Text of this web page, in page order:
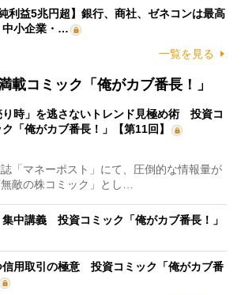
利益5兆円超】銀行、商社、ゼネコンは最高
中小企業・…
一覧を見る
載コミック「俺がカブ番長！」
り時」を逃さないトレンド見極め術 投資コ
ク「俺がカブ番長！」【第11回】
「マネーポスト」にて、圧倒的な情報量が
敵の株コミック」とし…
中講義 投資コミック「俺がカブ番長！」
信用取引の極意 投資コミック「俺がカブ番